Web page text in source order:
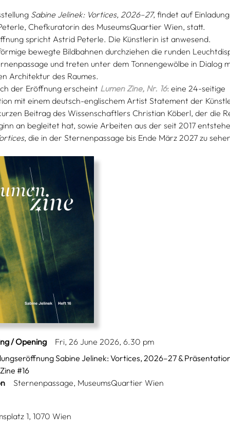
Sabine Jelinek: Vortices, 2026–27, findet auf
Chefkuratorin des MuseumsQuartier Wien, statt.
spricht Astrid Peterle. Die Künstlerin ist anwesend.
bewegte Bildbahnen durchziehen die runden
und treten unter dem Tonnengewölbe in Dialog
Architektur des Raumes.
der Eröffnung erscheint Lumen Zine, Nr. 16: eine 24-seitige
mit einem deutsch-englischem Artist Statement der
Beitrag des Wissenschaftlers Christian Köberl, der die
an begleitet hat, sowie Arbeiten aus der seit 2017
, die in der Sternenpassage bis Ende März 2027 zu
/ Opening
Fri, 26 June 2026, 6.30 pm
Sabine Jelinek: Vortices, 2026–27 &
#16
Sternenpassage, MuseumsQuartier Wien
1, 1070 Wien